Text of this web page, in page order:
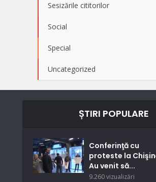
Sesizările cititorilor
Social
Special
Uncategorized
ȘTIRI POPULARE
Conferinţă cu
proteste la
Au venit să...
9.260 vizualizări